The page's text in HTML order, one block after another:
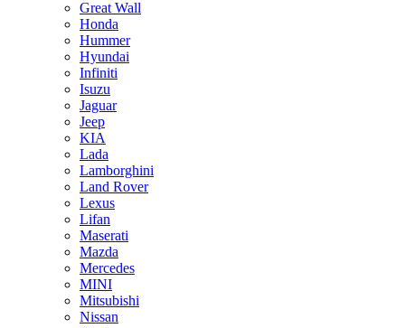
Great Wall
Honda
Hummer
Hyundai
Infiniti
Isuzu
Jaguar
Jeep
KIA
Lada
Lamborghini
Land Rover
Lexus
Lifan
Maserati
Mazda
Mercedes
MINI
Mitsubishi
Nissan